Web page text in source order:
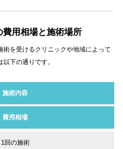
用相場と施術場所
を受けるクリニックや地域によって
下の通りです。
施術内容
費用相場
1回の施術